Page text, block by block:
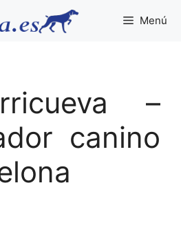
Menú
–
canino